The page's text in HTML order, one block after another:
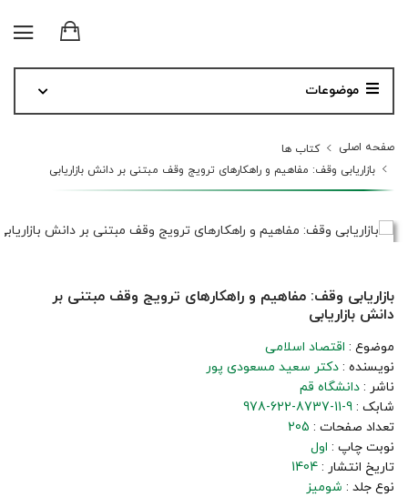
موضوعات
صفحه اصلی
کتاب ها
بازاریابی وقف: مفاهیم و راهکارهای ترویج وقف مبتنی بر دانش بازاریابی
بازاریابی وقف: مفاهیم و راهکارهای ترویج وقف مبتنی بر
دانش بازاریابی
موضوع : اقتصاد اسلامی
نویسنده : دکتر سعید مسعودی پور
ناشر : دانشگاه قم
شابک : 978-622-8737-11-9
تعداد صفحات : 205
نوبت چاپ : اول
تاریخ انتشار : 1404
نوع جلد : شومیز